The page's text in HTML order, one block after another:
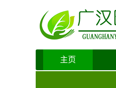
主页